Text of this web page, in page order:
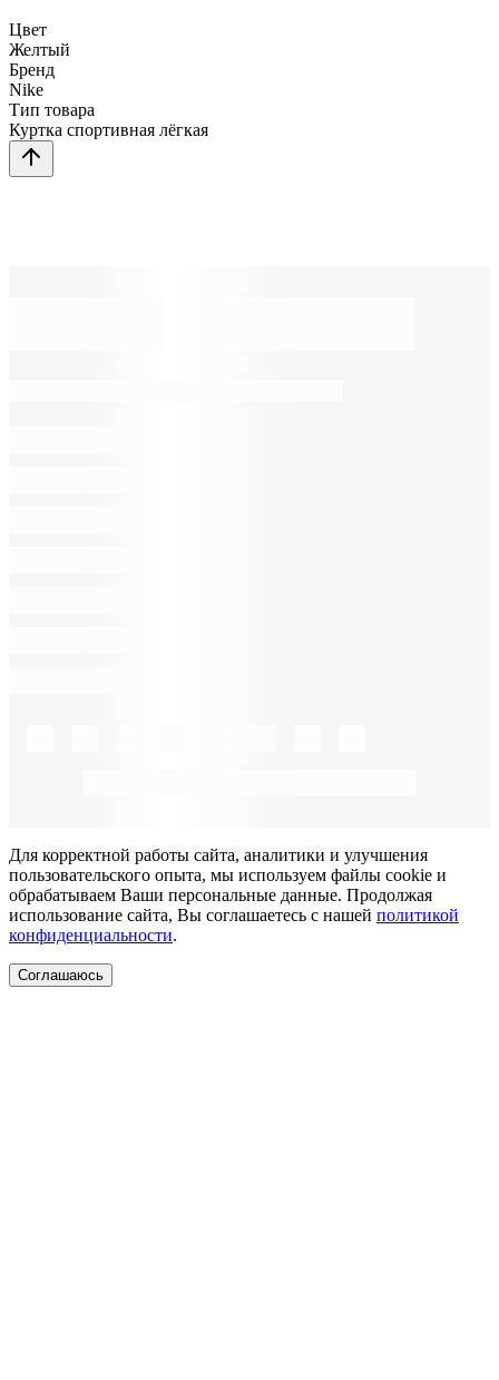
Цвет
Желтый
Бренд
Nike
Тип товара
Куртка спортивная лёгкая
Для корректной работы сайта, аналитики и улучшения
пользовательского опыта, мы используем файлы cookie и
обрабатываем Ваши персональные данные. Продолжая
использование сайта, Вы соглашаетесь с нашей политикой
конфиденциальности.
Соглашаюсь